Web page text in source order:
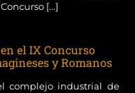
[...]
el IX Concurso
y Romanos
complejo industrial de